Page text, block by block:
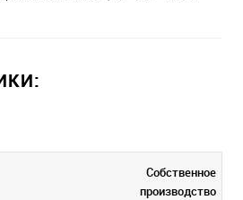
Собственное
производство